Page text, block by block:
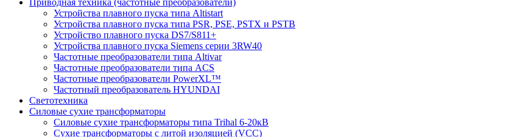
Приводная техника (частотные преобразователи)
Устройства плавного пуска типа Altistart
Устройства плавного пуска типа PSR, PSE, PSTX и PSTB
Устройство плавного пуска DS7/S811+
Устройства плавного пуска Siemens серии 3RW40
Частотные преобразователи типа Altivar
Частотные преобразователи типа ACS
Частотные преобразователи PowerXL™
Частотный преобразователь HYUNDAI
Светотехника
Силовые сухие трансформаторы
Силовые сухие трансформаторы типа Trihal 6-20кВ
Сухие трансформаторы с литой изоляцией (VCC)